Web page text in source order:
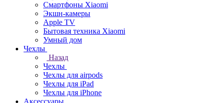
Смартфоны Xiaomi
Экшн-камеры
Apple TV
Бытовая техника Xiaomi
Умный дом
Чехлы
Назад
Чехлы
Чехлы для airpods
Чехлы для iPad
Чехлы для iPhone
Аксессуары